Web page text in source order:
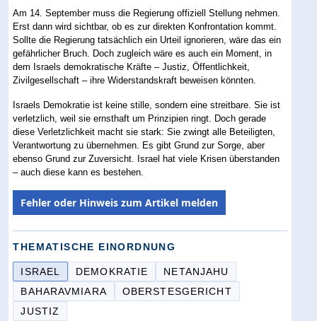
Am 14. September muss die Regierung offiziell Stellung nehmen.
Erst dann wird sichtbar, ob es zur direkten Konfrontation kommt.
Sollte die Regierung tatsächlich ein Urteil ignorieren, wäre das ein
gefährlicher Bruch. Doch zugleich wäre es auch ein Moment, in
dem Israels demokratische Kräfte – Justiz, Öffentlichkeit,
Zivilgesellschaft – ihre Widerstandskraft beweisen könnten.
Israels Demokratie ist keine stille, sondern eine streitbare. Sie ist
verletzlich, weil sie ernsthaft um Prinzipien ringt. Doch gerade
diese Verletzlichkeit macht sie stark: Sie zwingt alle Beteiligten,
Verantwortung zu übernehmen. Es gibt Grund zur Sorge, aber
ebenso Grund zur Zuversicht. Israel hat viele Krisen überstanden
– auch diese kann es bestehen.
Fehler oder Hinweis zum Artikel melden
THEMATISCHE EINORDNUNG
ISRAEL DEMOKRATIE
NETANJAHU
BAHARAVMIARA
OBERSTESGERICHT
JUSTIZ